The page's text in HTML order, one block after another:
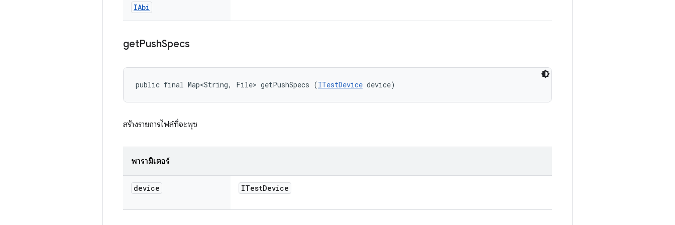
IAbi
getPushSpecs
public final Map<String, File> getPushSpecs (ITestDevice device)
สร้างรายการไฟล์ที่จะพุช
พารามิเตอร์
device ITestDevice